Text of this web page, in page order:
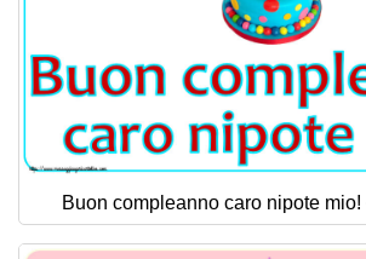
Buon compleanno caro nipote mio!